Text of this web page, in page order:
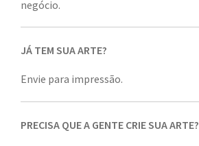
negócio.
JÁ TEM SUA ARTE?
Envie para impressão.
PRECISA QUE A GENTE CRIE SUA ARTE?